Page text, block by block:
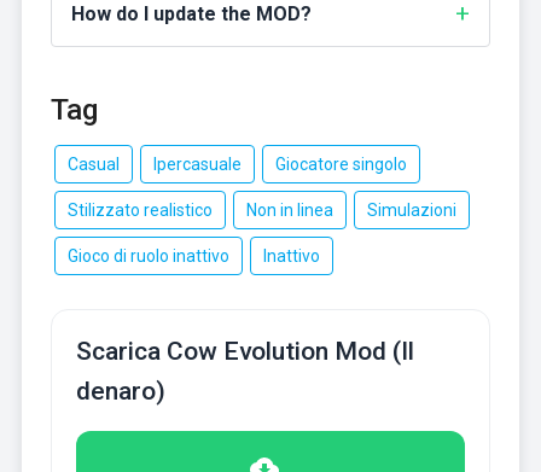
How do I update the MOD?
Tag
Casual Ipercasuale Giocatore singolo
Stilizzato realistico Non in linea Simulazioni
Gioco di ruolo inattivo Inattivo
Scarica Cow Evolution Mod (Il
denaro)